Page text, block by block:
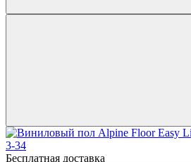
Бесплатная доставка